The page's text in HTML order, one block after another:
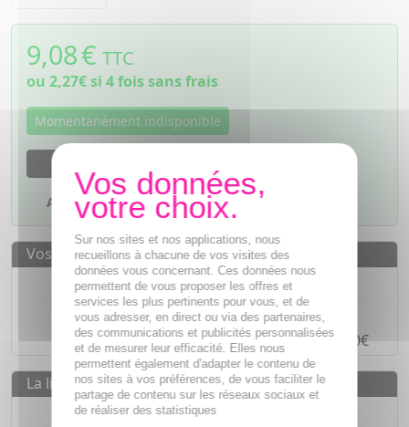
9,08€ TTC
ou 2,27€si 4 fois sans frais
Momentanément indisponible
M'avertir dès que le produit sera disponible
Ajouter à mes favoris
Vos avantages
Des prixIMBATTABLES
Paiement en ligneSÉCURISÉ
Paiement en4 fois sans fraisà partir de 30€
La livraison
Livraison gratuite dès55€
Sur nos sites et nos applications, nous
recueillons à chacune de vos visites des
données vous concernant. Ces données nous
permettent de vous proposer les offres et
services les plus pertinents pour vous, et de
vous adresser, en direct ou via des partenaires,
des communications et publicités personnalisées
et de mesurer leur efficacité. Elles nous
permettent également d'adapter le contenu de
nos sites à vos préférences, de vous faciliter le
partage de contenu sur les réseaux sociaux et
de réaliser des statistiques